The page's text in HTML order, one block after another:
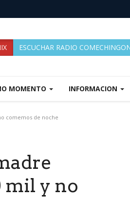
ESCUCHAR RADIO
MOMENTO INFORMACION
comemos de noche
mil y no